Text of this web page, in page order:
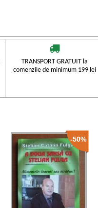
TRANSPORT GRATUIT la
comenzile de minimum 199 lei
-50%